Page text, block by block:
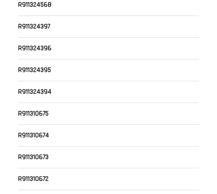
R911324568
R911324397
R911324396
R911324395
R911324394
R911310675
R911310674
R911310673
R911310672